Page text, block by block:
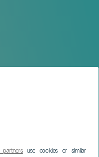
use cookies or similar